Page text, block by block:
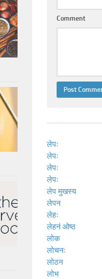
Comment
लेपः
लेपः
लेपः
लेपः
लेप मुखस्य
लेपन
लेहः
लेहनं ओष्ठ
लोक
लोचनः
लोठन
लोभ